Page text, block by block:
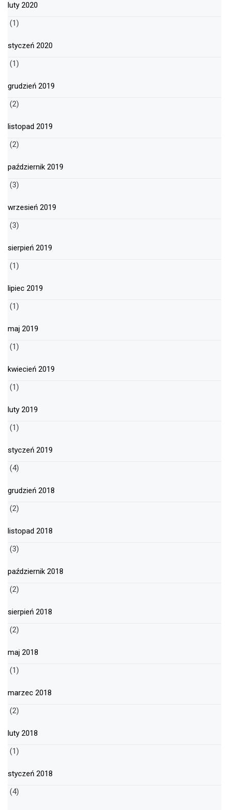
luty 2020
(1)
styczeń 2020
(1)
grudzień 2019
(2)
listopad 2019
(2)
październik 2019
(3)
wrzesień 2019
(3)
sierpień 2019
(1)
lipiec 2019
(1)
maj 2019
(1)
kwiecień 2019
(1)
luty 2019
(1)
styczeń 2019
(4)
grudzień 2018
(2)
listopad 2018
(3)
październik 2018
(2)
sierpień 2018
(2)
maj 2018
(1)
marzec 2018
(2)
luty 2018
(1)
styczeń 2018
(4)